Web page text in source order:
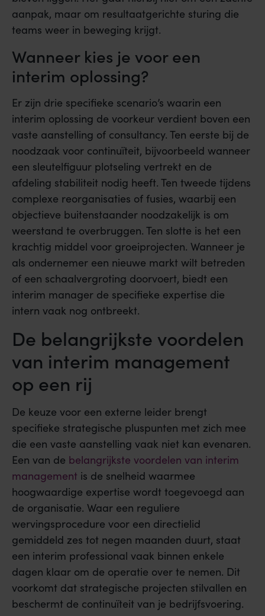
aanpak, maar om resultaatgerichte sturing die
teams weer in beweging krijgt.
Wanneer kies je voor een
interim oplossing?
Er zijn drie specifieke scenario’s waarin een
interim oplossing de voorkeur verdient boven een
vaste aanstelling of consultancy. Ten eerste bij de
noodzaak voor continuïteit, bijvoorbeeld wanneer
een sleutelfiguur plotseling vertrekt en de
afdeling stabiliteit nodig heeft. Ten tweede tijdens
complexe reorganisaties of fusies, waarbij een
objectieve buitenstaander noodzakelijk is om
weerstand te overbruggen. Ten slotte is het een
krachtig middel voor groeiprojecten. Wanneer je
als ondernemer een nieuwe markt wilt betreden
of een schaalvergroting doorvoert, biedt een
interim manager de specifieke expertise die
intern vaak nog ontbreekt.
De belangrijkste voordelen
van interim management
op een rij
De keuze voor een externe leider brengt
specifieke strategische pluspunten met zich mee
die een vaste aanstelling vaak niet kan evenaren.
Een van de belangrijkste voordelen van interim
management is de snelheid waarmee
hoogwaardige expertise wordt toegevoegd aan
de organisatie. Waar een reguliere
wervingsprocedure voor een directielid
gemiddeld zes tot negen maanden duurt, staat
een interim professional vaak binnen enkele
dagen klaar om de operatie over te nemen. Dit
voorkomt dat strategische projecten stilvallen en
beschermt de continuïteit van je bedrijfsvoering.